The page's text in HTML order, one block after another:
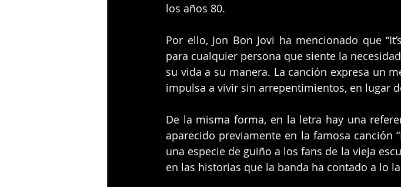
los años 80.
Por ello, Jon Bon Jovi ha mencionado que
para cualquier persona que siente la
su vida a su manera. La canción expresa un
impulsa a vivir sin arrepentimientos, en lugar
De la misma forma, en la letra hay una
aparecido previamente en la famosa canción
una especie de guiño a los fans de la vieja
en las historias que la banda ha contado a lo